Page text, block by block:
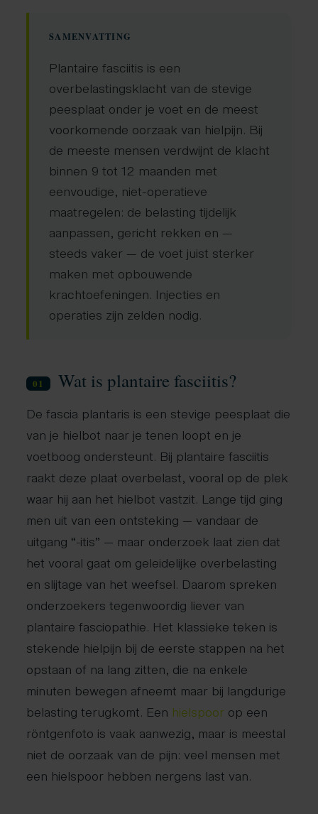
SAMENVATTING
Plantaire fasciitis is een
overbelastingsklacht van de stevige
peesplaat onder je voet en de meest
voorkomende oorzaak van hielpijn. Bij
de meeste mensen verdwijnt de klacht
binnen 9 tot 12 maanden met
eenvoudige, niet-operatieve
maatregelen: de belasting tijdelijk
aanpassen, gericht rekken en —
steeds vaker — de voet juist sterker
maken met opbouwende
krachtoefeningen. Injecties en
operaties zijn zelden nodig.
01 Wat is plantaire fasciitis?
De fascia plantaris is een stevige peesplaat die
van je hielbot naar je tenen loopt en je
voetboog ondersteunt. Bij plantaire fasciitis
raakt deze plaat overbelast, vooral op de plek
waar hij aan het hielbot vastzit. Lange tijd ging
men uit van een ontsteking — vandaar de
uitgang “-itis” — maar onderzoek laat zien dat
het vooral gaat om geleidelijke overbelasting
en slijtage van het weefsel. Daarom spreken
onderzoekers tegenwoordig liever van
plantaire fasciopathie. Het klassieke teken is
stekende hielpijn bij de eerste stappen na het
opstaan of na lang zitten, die na enkele
minuten bewegen afneemt maar bij langdurige
belasting terugkomt. Een hielspoor op een
röntgenfoto is vaak aanwezig, maar is meestal
niet de oorzaak van de pijn: veel mensen met
een hielspoor hebben nergens last van.